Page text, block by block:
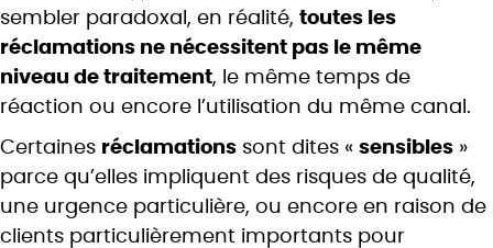
sembler paradoxal, en réalité, toutes les
réclamations ne nécessitent pas le même
niveau de traitement, le même temps de
réaction ou encore l’utilisation du même canal.
Certaines réclamations sont dites « sensibles »
parce qu’elles impliquent des risques de qualité,
une urgence particulière, ou encore en raison de
clients particulièrement importants pour